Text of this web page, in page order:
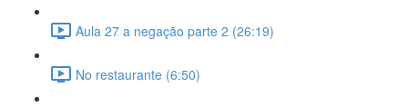
Aula 27 a negação parte 2 (26:19)
No restaurante (6:50)